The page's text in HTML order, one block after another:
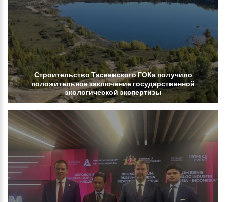
СтроительствоТасеевскогоГОКаполучило
положительноезаключение государственной
экологической экспертизы